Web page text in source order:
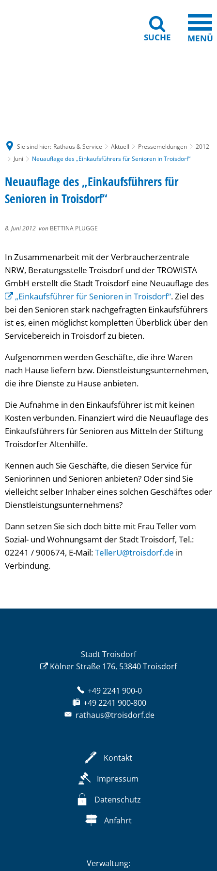
SUCHE MENÜ
Sie sind hier: Rathaus & Service Aktuell Pressemeldungen
2012
Juni
Neuauflage des „Einkaufsführers für Senioren in Troisdorf“
Neuauflage des „Einkaufsführers für
Senioren in Troisdorf“
8. Juni 2012 von BETTINA PLUGGE
In Zusammenarbeit mit der Verbraucherzentrale
NRW, Beratungsstelle Troisdorf und der TROWISTA
GmbH erstellt die Stadt Troisdorf eine Neuauflage des
„Einkaufsführer für Senioren in Troisdorf“. Ziel des
bei den Senioren stark nachgefragten Einkaufsführers
ist es, einen möglichst kompletten Überblick über den
Servicebereich in Troisdorf zu bieten.
Aufgenommen werden Geschäfte, die ihre Waren
nach Hause liefern bzw. Dienstleistungsunternehmen,
die ihre Dienste zu Hause anbieten.
Die Aufnahme in den Einkaufsführer ist mit keinen
Kosten verbunden. Finanziert wird die Neuauflage des
Einkaufsführers für Senioren aus Mitteln der Stiftung
Troisdorfer Altenhilfe.
Kennen auch Sie Geschäfte, die diesen Service für
Seniorinnen und Senioren anbieten? Oder sind Sie
vielleicht selber Inhaber eines solchen Geschäftes oder
Dienstleistungsunternehmens?
Dann setzen Sie sich doch bitte mit Frau Teller vom
Sozial- und Wohnungsamt der Stadt Troisdorf, Tel.:
02241 / 900674, E-Mail:TellerU@troisdorf.de in
Verbindung.
Stadt Troisdorf
Kölner Straße 176, 53840 Troisdorf
+49 2241 900-0
+49 2241 900-800
rathaus@troisdorf.de
Kontakt
Impressum
Datenschutz
Anfahrt
Verwaltung: